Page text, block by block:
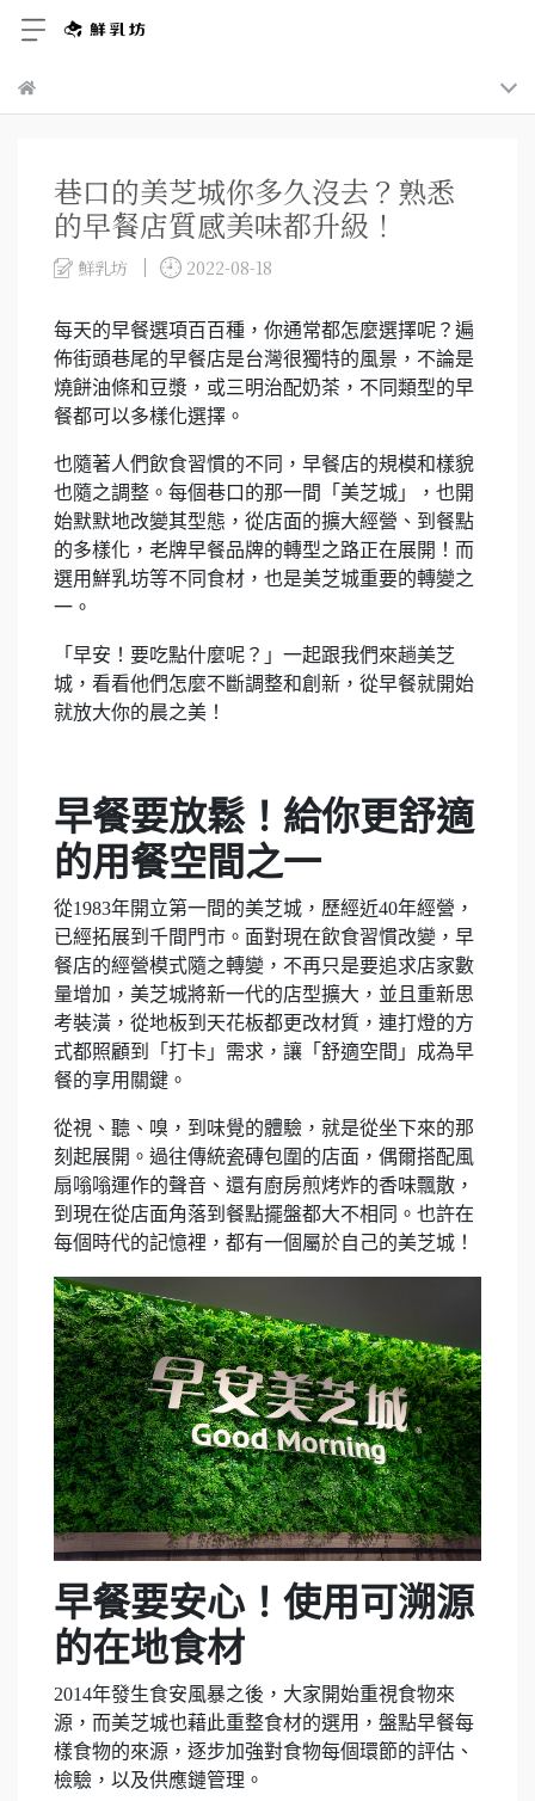
巷口的美芝城你多久沒去？熟悉
的早餐店質感美味都升級！
鮮乳坊 2022-08-18
每天的早餐選項百百種，你通常都怎麼選擇呢？遍
佈街頭巷尾的早餐店是台灣很獨特的風景，不論是
燒餅油條和豆漿，或三明治配奶茶，不同類型的早
餐都可以多樣化選擇。
也隨著人們飲食習慣的不同，早餐店的規模和樣貌
也隨之調整。每個巷口的那一間「美芝城」，也開
始默默地改變其型態，從店面的擴大經營、到餐點
的多樣化，老牌早餐品牌的轉型之路正在展開！而
選用鮮乳坊等不同食材，也是美芝城重要的轉變之
一。
「早安！要吃點什麼呢？」一起跟我們來趟美芝
城，看看他們怎麼不斷調整和創新，從早餐就開始
就放大你的晨之美！
早餐要放鬆！給你更舒適
的用餐空間之一
從1983年開立第一間的美芝城，歷經近40年經營，
已經拓展到千間門市。面對現在飲食習慣改變，早
餐店的經營模式隨之轉變，不再只是要追求店家數
量增加，美芝城將新一代的店型擴大，並且重新思
考裝潢，從地板到天花板都更改材質，連打燈的方
式都照顧到「打卡」需求，讓「舒適空間」成為早
餐的享用關鍵。
從視、聽、嗅，到味覺的體驗，就是從坐下來的那
刻起展開。過往傳統瓷磚包圍的店面，偶爾搭配風
扇嗡嗡運作的聲音、還有廚房煎烤炸的香味飄散，
到現在從店面角落到餐點擺盤都大不相同。也許在
每個時代的記憶裡，都有一個屬於自己的美芝城！
早餐要安心！使用可溯源
的在地食材
2014年發生食安風暴之後，大家開始重視食物來
源，而美芝城也藉此重整食材的選用，盤點早餐每
樣食物的來源，逐步加強對食物每個環節的評估、
檢驗，以及供應鏈管理。